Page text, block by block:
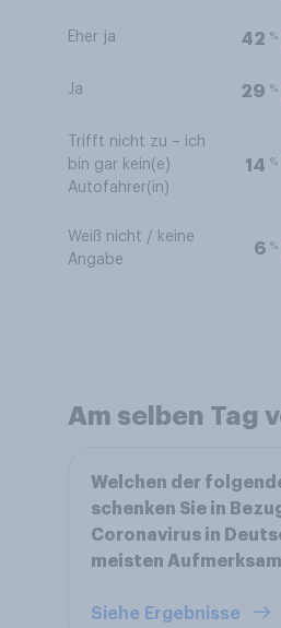
Eher ja 42 %
Ja 29 %
Trifft nicht zu – ich
bin gar kein(e)
Autofahrer(in)
14 %
Weiß nicht / keine
Angabe
6 %
Am selben Tag
Welchen der
schenken Sie in
Coronavirus in
meisten
Siehe Ergebnisse